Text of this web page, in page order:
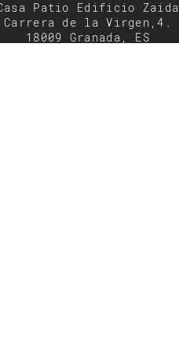
Patio Edificio Zaida
Carrera de la Virgen,4.
18009 Granada, ES